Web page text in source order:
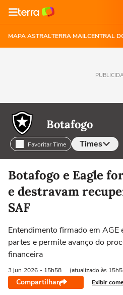
MAPA ASTRALTERRA MAILCENTRAL
Botafogo
Favoritar Time Times
Selecione o time para ver as
Botafogo e Eagle
e destravam
SAF
Entendimento firmado em AGE
partes e permite avanço do
financeira
3 jun 2026 - 15h58 (atualizado às
Compartilhar Exibir